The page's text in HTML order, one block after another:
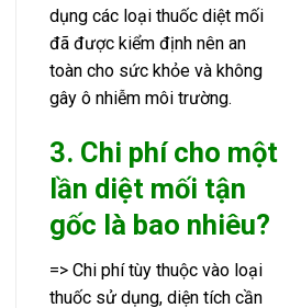
dụng các loại thuốc diệt mối
đã được kiểm định nên an
toàn cho sức khỏe và không
gây ô nhiễm môi trường.
3. Chi phí cho một
lần diệt mối tận
gốc là bao nhiêu?
=> Chi phí tùy thuộc vào loại
thuốc sử dụng, diện tích cần